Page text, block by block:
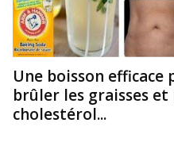
Une boisson efficace
brûler les graisses
cholestérol...